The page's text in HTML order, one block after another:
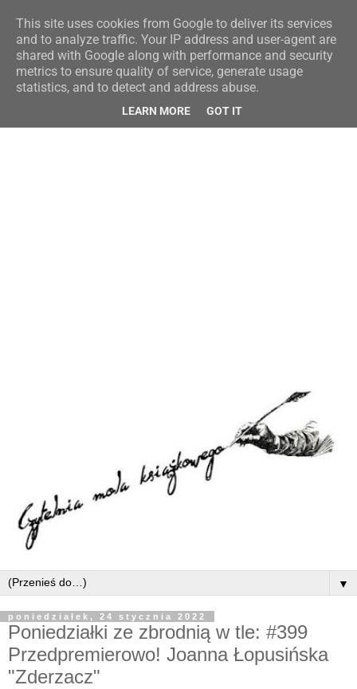
▼
poniedziałek, 24 stycznia 2022
Poniedziałki ze zbrodnią w tle: #399
Przedpremierowo! Joanna Łopusińska
"Zderzacz"
This site uses cookies from Google to deliver its services
and to analyze traffic. Your IP address and user-agent are
shared with Google along with performance and security
metrics to ensure quality of service, generate usage
statistics, and to detect and address abuse.
LEARN MORE GOT IT